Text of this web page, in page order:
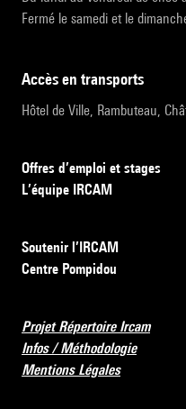
Fermé le samedi et le
accès en transports
Hôtel de Ville, Rambuteau,
Offres d’emploi et stages
L’équipe IRCAM
Soutenir l’IRCAM
Centre Pompidou
Projet Répertoire Ircam
Infos / Méthodologie
Mentions Légales